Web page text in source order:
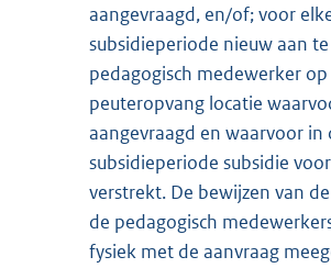
aangevraagd, en/of; voor
subsidieperiode nieuw aan
pedagogisch medewerker op
peuteropvang locatie
aangevraagd en waarvoor in
subsidieperiode subsidie
verstrekt. De bewijzen van
de pedagogisch
fysiek met de aanvraag